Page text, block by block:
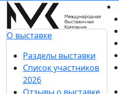
О выставке
Разделы выставки
Список участников
2026